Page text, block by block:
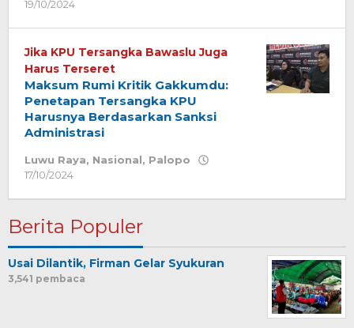
19/10/2024
Jika KPU Tersangka Bawaslu Juga
Harus Terseret
Maksum Rumi Kritik Gakkumdu:
Penetapan Tersangka KPU
Harusnya Berdasarkan Sanksi
Administrasi
Luwu Raya, Nasional, Palopo
17/10/2024
Berita Populer
Usai Dilantik, Firman Gelar Syukuran
3,541 pembaca